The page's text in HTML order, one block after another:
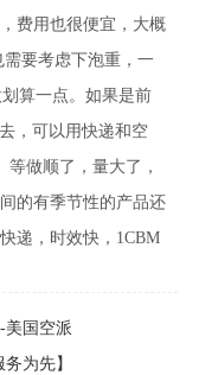
费用也很便宜，大概
要考虑下泡重，一
算一点。如果是前
，可以用快递和空
做顺了，量大了，
的有季节性的产品还
递，时效快，1CBM
美国空派
为先】